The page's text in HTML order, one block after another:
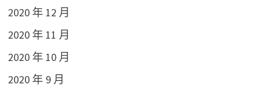
2020 年 12 月
2020 年 11 月
2020 年 10 月
2020 年 9 月